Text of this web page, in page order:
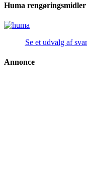
Huma rengøringsmidler
Se et udvalg af
Annonce